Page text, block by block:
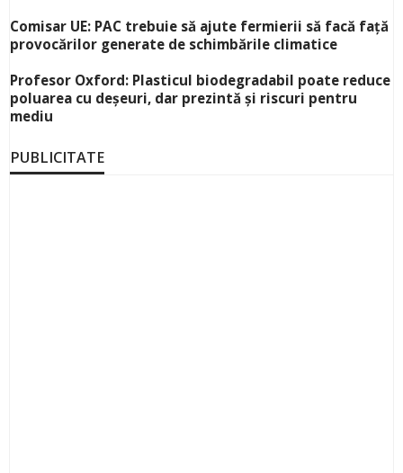
Comisar UE: PAC trebuie să ajute fermierii să facă față
provocărilor generate de schimbările climatice
Profesor Oxford: Plasticul biodegradabil poate reduce
poluarea cu deșeuri, dar prezintă și riscuri pentru
mediu
PUBLICITATE